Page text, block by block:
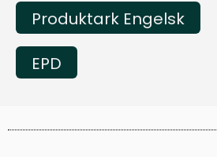
Produktark Engelsk
EPD